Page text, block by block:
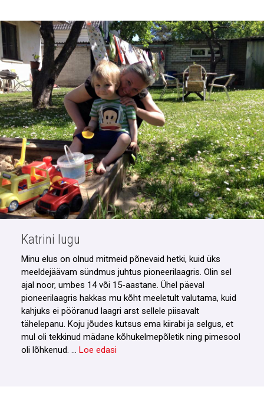
Katrini lugu
Minu elus on olnud mitmeid põnevaid hetki, kuid üks
meeldejäävam sündmus juhtus pioneerilaagris. Olin sel
ajal noor, umbes 14 või 15-aastane. Ühel päeval
pioneerilaagris hakkas mu kõht meeletult valutama, kuid
kahjuks ei pööranud laagri arst sellele piisavalt
tähelepanu. Koju jõudes kutsus ema kiirabi ja selgus, et
mul oli tekkinud mädane kõhukelmepõletik ning pimesool
oli lõhkenud. … Loe edasi